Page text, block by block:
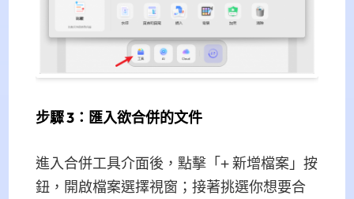
步驟 3：匯入欲合併的文件
進入合併工具介面後，點擊「+ 新增檔案」按
鈕，開啟檔案選擇視窗；接著挑選你想要合